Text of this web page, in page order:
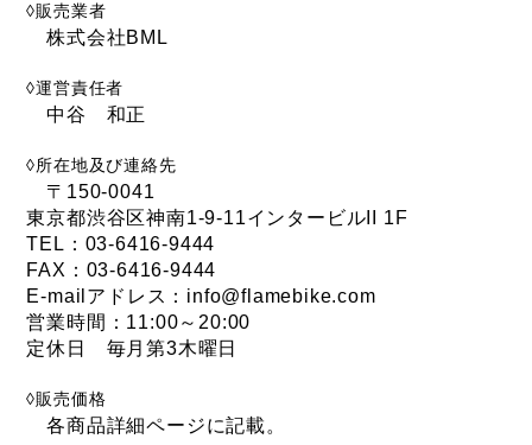
DAHON（ダホーン）
FLAMEbike限定車
GIOS（ジオス）
KUWAHARA（クワハラ）
MASI（マージ）
PASHLEY（パシュレー）
RITEWAY（ライトウェイ）
tern（ターン）
BROOKS（ブルックス）
option & parts
カスタム ペイント
マルイのかわいいキャップ
◊販売業者
株式会社BML
◊運営責任者
中谷 和正
◊所在地及び連絡先
〒150-0041
東京都渋谷区神南1-9-11インタービルII 1F
TEL：03-6416-9444
FAX：03-6416-9444
E-mailアドレス：info@flamebike.com
営業時間：11:00～20:00
定休日 毎月第3木曜日
◊販売価格
各商品詳細ページに記載。